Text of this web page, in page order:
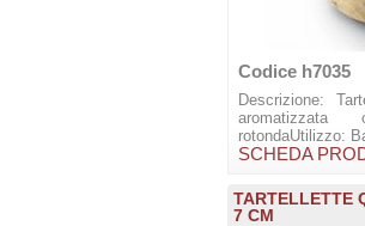
Codice h7035
Descrizione:
aromatizzata
rotondaUtilizzo:
SCHEDA
TARTELLETTE
7 CM